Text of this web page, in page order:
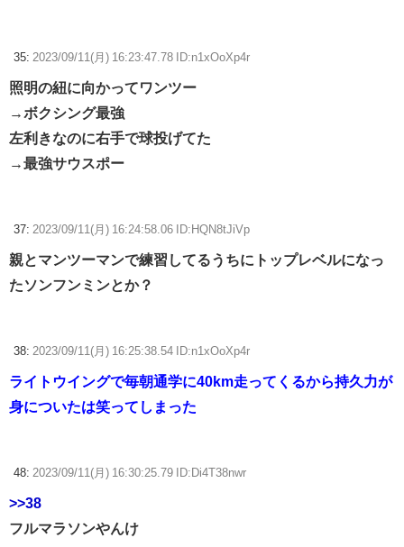
35: 2023/09/11(月) 16:23:47.78 ID:n1xOoXp4r
照明の紐に向かってワンツー
→ボクシング最強
左利きなのに右手で球投げてた
→最強サウスポー
37: 2023/09/11(月) 16:24:58.06 ID:HQN8tJiVp
親とマンツーマンで練習してるうちにトップレベルになっ
たソンフンミンとか？
38: 2023/09/11(月) 16:25:38.54 ID:n1xOoXp4r
ライトウイングで毎朝通学に40km走ってくるから持久力が
身についたは笑ってしまった
48: 2023/09/11(月) 16:30:25.79 ID:Di4T38nwr
>>38
フルマラソンやんけ